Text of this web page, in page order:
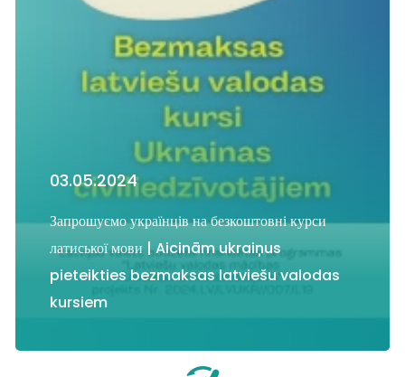
03.05.2024
Запрошуємо українців на безкоштовні курси
латиської мови | Aicinām ukraiņus
pieteikties bezmaksas latviešu valodas
kursiem